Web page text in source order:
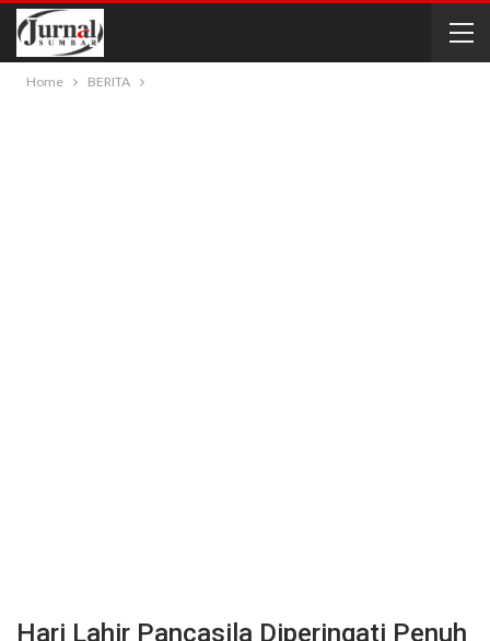
Home BERITA
Hari Lahir Pancasila Diperingati Penuh